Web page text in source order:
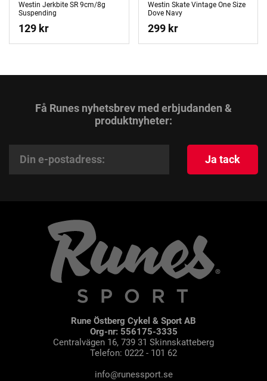
Westin Jerkbite SR 9cm/8g
Suspending
129 kr
Westin Skate Vintage One Size
Dove Navy
299 kr
Få Runes nyhetsbrev med erbjudanden &
produktnyheter:
Ja tack
Rune Östberg Cykel & Sport AB
Org-nr: 556175-3335
Centralvägen 16, 739 31 Skinnskatteberg
Telefon: 0222 - 101 62
info@runessport.se